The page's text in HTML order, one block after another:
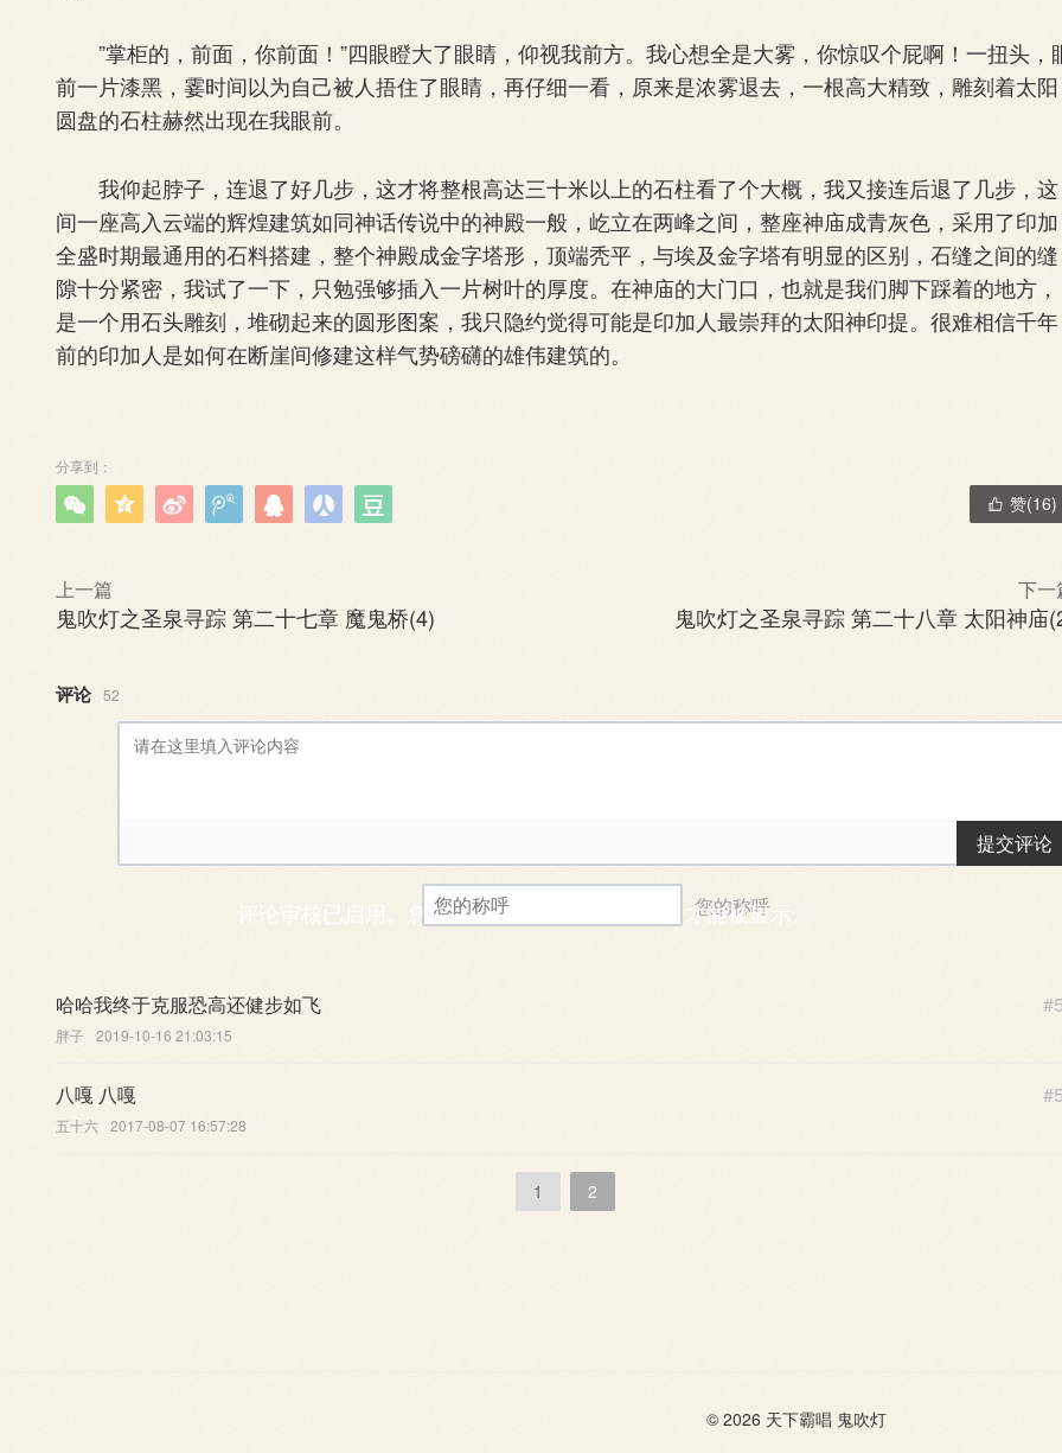
”掌柜的，前面，你前面！”四眼瞪大了眼睛，仰视我前方。我心想全是大雾，你惊叹个屁啊！一扭头，
前一片漆黑，霎时间以为自己被人捂住了眼睛，再仔细一看，原来是浓雾退去，一根高大精致，雕刻着太阳
圆盘的石柱赫然出现在我眼前。
我仰起脖子，连退了好几步，这才将整根高达三十米以上的石柱看了个大概，我又接连后退了几步，这
间一座高入云端的辉煌建筑如同神话传说中的神殿一般，屹立在两峰之间，整座神庙成青灰色，采用了印加
全盛时期最通用的石料搭建，整个神殿成金字塔形，顶端秃平，与埃及金字塔有明显的区别，石缝之间的缝
隙十分紧密，我试了一下，只勉强够插入一片树叶的厚度。在神庙的大门口，也就是我们脚下踩着的地方，
是一个用石头雕刻，堆砌起来的圆形图案，我只隐约觉得可能是印加人最崇拜的太阳神印提。很难相信千年
前的印加人是如何在断崖间修建这样气势磅礴的雄伟建筑的。
分享到：
        赞(16)
上一篇
鬼吹灯之圣泉寻踪 第二十七章 魔鬼桥(4)
下一
鬼吹灯之圣泉寻踪 第二十八章 太阳神庙
评论 52
评论审核已启用。您的评论可能需要一段时间后才能被显示。
提交评论
您的称呼
哈哈我终于克服恐高还健步如飞
胖子 2019-10-16 21:03:15
八嘎 八嘎
五十六 2017-08-07 16:57:28
1 2
© 2026 天下霸唱 鬼吹灯